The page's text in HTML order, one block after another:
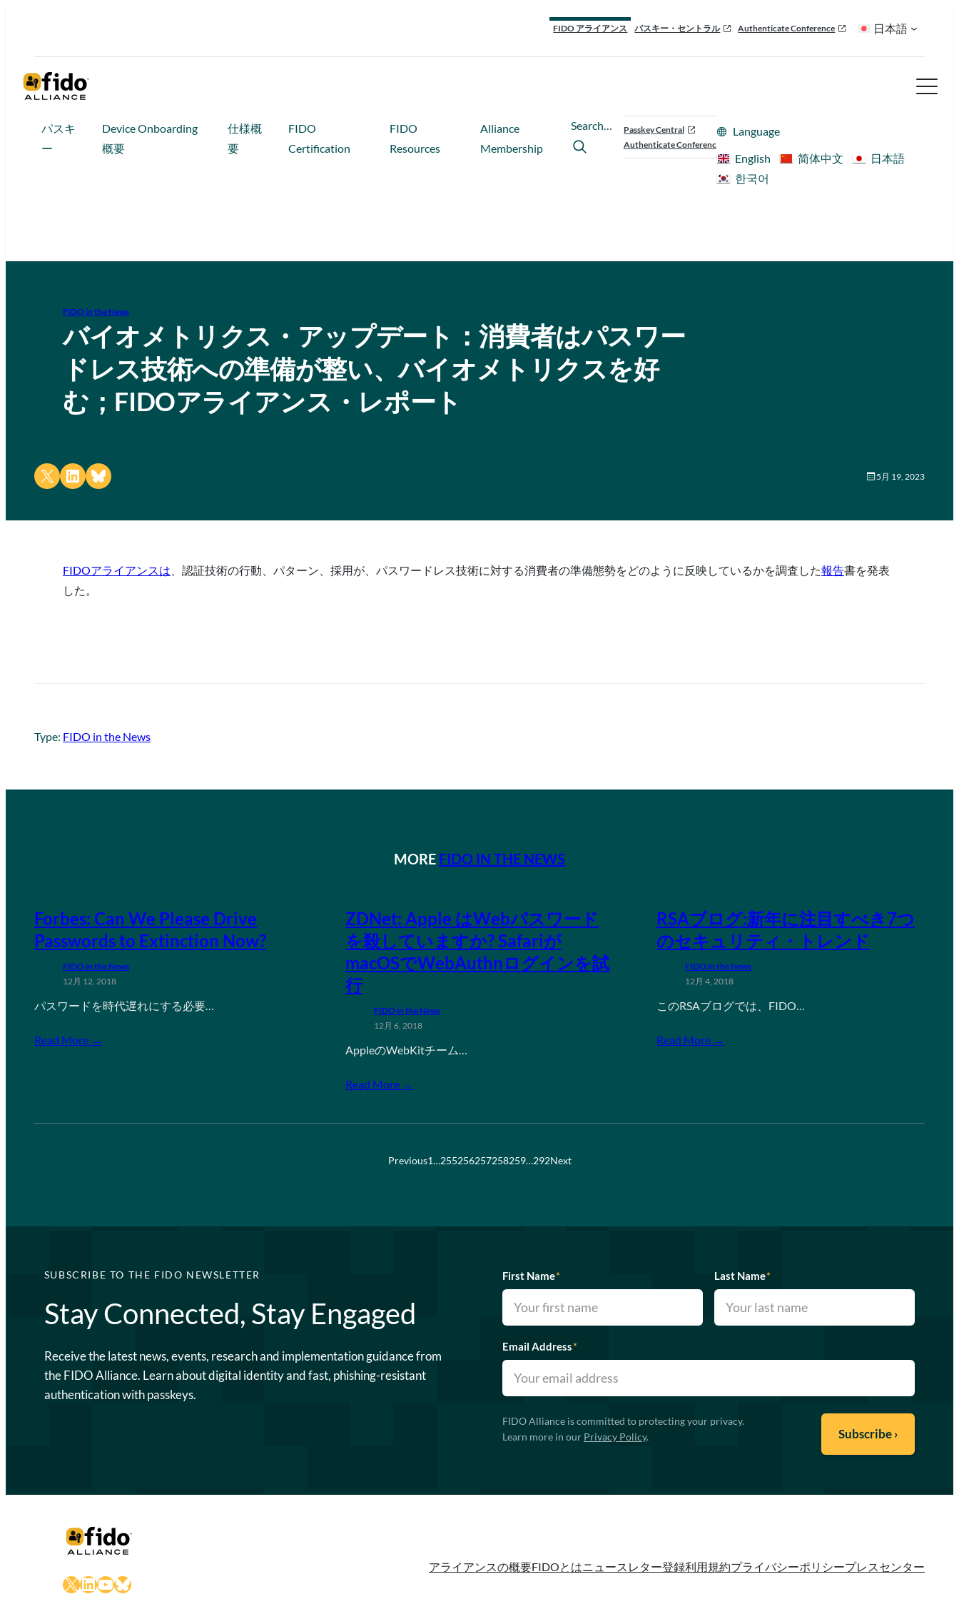
FIDO アライアンス パスキー・セントラル Authenticate Conference 日本語
パスキ
ー
Device Onboarding
概要
仕様概
要
FIDO
Certification
FIDO
Resources
Alliance
Membership
Search…
Passkey Central
Authenticate Conference
Language
English
简体中文
日本語
한국어
FIDO in the News
バイオメトリクス・アップデート：消費者はパスワー
ドレス技術への準備が整い、バイオメトリクスを好
む；FIDOアライアンス・レポート
Share on X Share on LinkedIn
Share on Bluesky 5月 19, 2023
FIDOアライアンスは 、認証技術の行動、パターン、採用が、パスワードレス技術に対する消費者の準備態勢をどのように反映しているかを調査した報告書を発表
した。
Type: FIDO in the News
MORE FIDO IN THE NEWS
Forbes: Can We Please Drive
Passwords to Extinction Now?
FIDO in the News
12月 12, 2018
パスワードを時代遅れにする必要…
Read More →
ZDNet: Apple はWebパスワード
を殺していますか? Safariが
macOSでWebAuthnログインを試
行
FIDO in the News
12月 6, 2018
AppleのWebKitチーム…
Read More →
RSAブログ:新年に注目すべき7つ
のセキュリティ・トレンド
FIDO in the News
12月 4, 2018
このRSAブログでは、FIDO…
Read More →
Previous1…255256257258259…292Next
SUBSCRIBE TO THE FIDO NEWSLETTER
Stay Connected, Stay Engaged
Receive the latest news, events, research and implementation guidance from
the FIDO Alliance. Learn about digital identity and fast, phishing-resistant
authentication with passkeys.
First Name* Last Name*
Email Address*
FIDO Alliance is committed to protecting your privacy.
Learn more in our Privacy Policy.
X LinkedIn
YouTube
Bluesky
アライアンスの概要FIDOとはニュースレター登録利用規約プライバシーポリシープレスセンター